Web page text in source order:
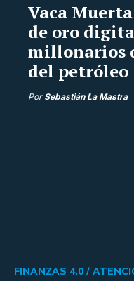
Vaca
de oro
millonarios
del petróleo
Por Sebastián La Mastra
FINANZAS 4.0 /